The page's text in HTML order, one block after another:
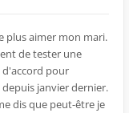
plus aimer mon mari.
de tester une
d'accord pour
depuis janvier dernier.
dis que peut-être je